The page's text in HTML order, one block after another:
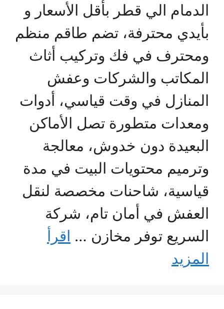
الدمام الي قطر بأقل الأسعار و
بأيدي محترفة، تضم طاقم منظم
ومحترف في فك وتركيب أثاث
المكاتب والشركات وعفش
المنازل في وقت قياسي، أدوات
ومعدات متطورة تصل الأماكن
البعيدة دون خدوش، معالجة
وترميم محتويات البيت في مدة
قياسية، شاحنات مخصصة لنقل
العفش في أمان تام، شركة
السريع توفر مخازن … اقرأ
المزيد